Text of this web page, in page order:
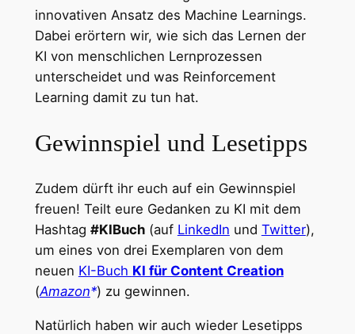
innovativen Ansatz des Machine Learnings.
Dabei erörtern wir, wie sich das Lernen der
KI von menschlichen Lernprozessen
unterscheidet und was Reinforcement
Learning damit zu tun hat.
Gewinnspiel und Lesetipps
Zudem dürft ihr euch auf ein Gewinnspiel
freuen! Teilt eure Gedanken zu KI mit dem
Hashtag #KIBuch(auf LinkedIn und Twitter),
um eines von drei Exemplaren von dem
neuen KI-Buch KI für Content Creation
(Amazon ) zu gewinnen.
Natürlich haben wir auch wieder Lesetipps